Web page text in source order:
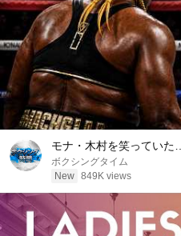
モナ・木村を笑っていた
ボクシングタイム
New 849K views